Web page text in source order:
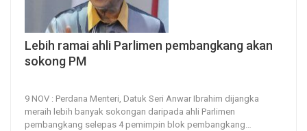
Lebih ramai ahli Parlimen pembangkang akan
sokong PM
9 NOV : Perdana Menteri, Datuk Seri Anwar Ibrahim dijangka
meraih lebih banyak sokongan daripada ahli Parlimen
pembangkang selepas 4 pemimpin blok pembangkang…